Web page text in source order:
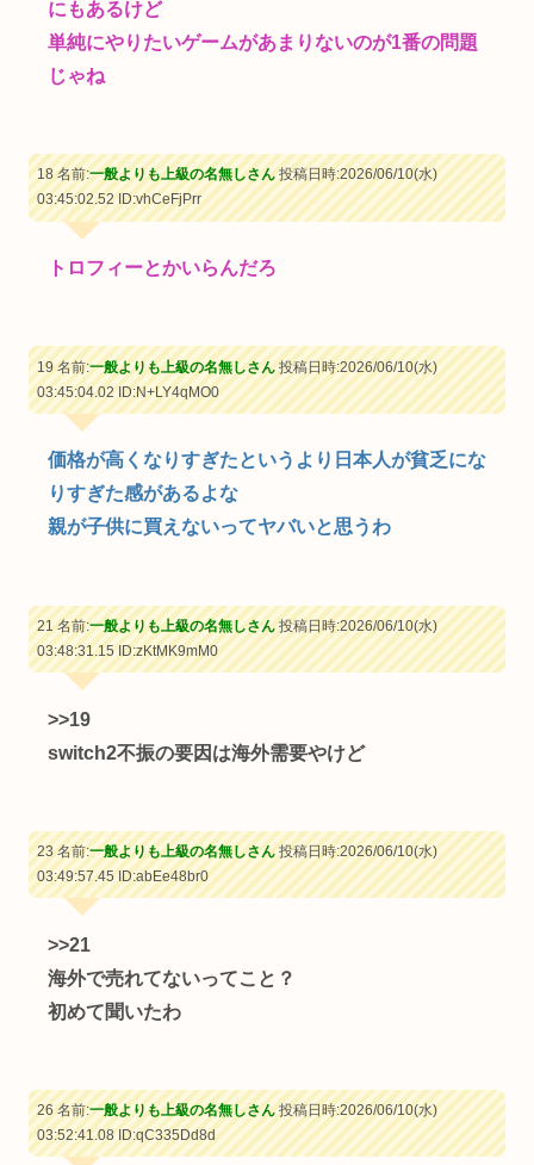
にもあるけど
単純にやりたいゲームがあまりないのが1番の問題
じゃね
18 名前:一般よりも上級の名無しさん投稿日時:2026/06/10(水)
03:45:02.52ID:vhCeFjPrr
トロフィーとかいらんだろ
19 名前:一般よりも上級の名無しさん投稿日時:2026/06/10(水)
03:45:04.02ID:N+LY4qMO0
価格が高くなりすぎたというより日本人が貧乏にな
りすぎた感があるよな
親が子供に買えないってヤバいと思うわ
21 名前:一般よりも上級の名無しさん投稿日時:2026/06/10(水)
03:48:31.15ID:zKtMK9mM0
>>19
switch2不振の要因は海外需要やけど
23 名前:一般よりも上級の名無しさん投稿日時:2026/06/10(水)
03:49:57.45ID:abEe48br0
>>21
海外で売れてないってこと？
初めて聞いたわ
26 名前:一般よりも上級の名無しさん投稿日時:2026/06/10(水)
03:52:41.08ID:qC335Dd8d